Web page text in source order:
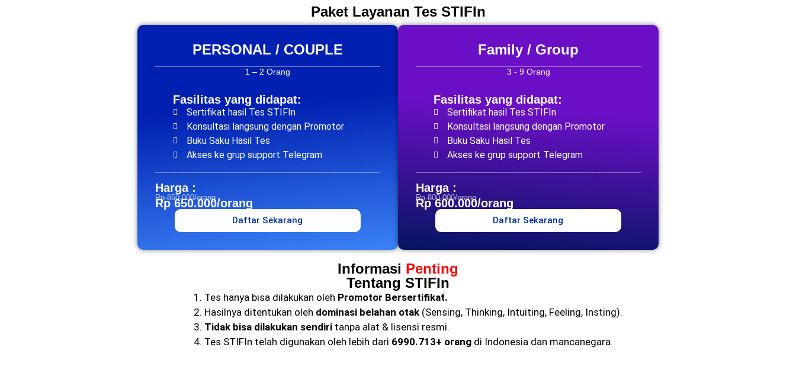
Paket Layanan Tes STIFIn
PERSONAL / COUPLE
1 – 2 Orang
Fasilitas yang didapat:
Sertifikat hasil Tes STIFIn
Konsultasi langsung dengan Promotor
Buku Saku Hasil Tes
Akses ke grup support Telegram
Harga :
Rp 850.000/orang
Rp 650.000/orang
Daftar Sekarang
Family / Group
3 - 9 Orang
Fasilitas yang didapat:
Sertifikat hasil Tes STIFIn
Konsultasi langsung dengan Promotor
Buku Saku Hasil Tes
Akses ke grup support Telegram
Harga :
Rp 800.000/orang
Rp 600.000/orang
Daftar Sekarang
Informasi Penting
Tentang STIFIn
Tes hanya bisa dilakukan oleh Promotor Bersertifikat.
Hasilnya ditentukan oleh dominasi belahan otak(Sensing, Thinking, Intuiting, Feeling, Insting).
Tidak bisa dilakukan sendiritanpa alat & lisensi resmi.
Tes STIFIn telah digunakan oleh lebih dari 6990.713+ orangdi Indonesia dan mancanegara.